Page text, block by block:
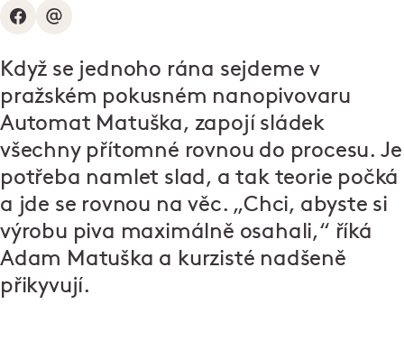
Když se jednoho rána sejdeme v
pražském pokusném nanopivovaru
Automat Matuška, zapojí sládek
všechny přítomné rovnou do procesu. Je
potřeba namlet slad, a tak teorie počká
a jde se rovnou na věc. „Chci, abyste si
výrobu piva maximálně osahali,“ říká
Adam Matuška a kurzisté nadšeně
přikyvují.